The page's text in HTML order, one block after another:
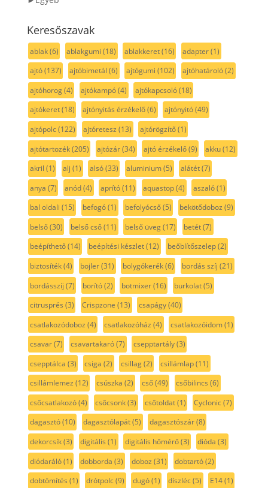
Keresőszavak
ablak(6) ablakgumi (18) ablakkeret(16) adapter(1)
ajtó(137) ajtóbimetál (6) ajtógumi (102) ajtóhatároló(2)
ajtóhorog(4) ajtókampó(4) ajtókapcsoló(18)
ajtókeret(18) ajtónyitás érzékelő(6) ajtónyitó(49)
ajtópolc(122) ajtóretesz (13) ajtórögzítő(1)
ajtótartozék(205) ajtózár(34) ajtó érzékelő(9) akku(12)
akril (1) alj (1) alsó(33) aluminium(5) alátét(7)
anya (7) anód(4) aprító(11) aquastop(4) aszaló(1)
bal oldali (15) befogó(1) befolyócső(5) bekötődoboz (9)
belső(30) belső cső(11) belső üveg(17) betét(7)
beépíthető(14) beépítési készlet(12) beőblítőszelep(2)
biztosíték(4) bojler(31) bolygókerék(6) bordás szíj (21)
bordásszíj (7) borító(2) botmixer(16) burkolat(5)
citrusprés (3) Crispzone (13) csapágy(40)
csatlakozódoboz (4) csatlakozóház (4) csatlakozóidom(1)
csavar(7) csavartakaró(7) csepptartály(3)
csepptálca (3) csiga (2) csillag(2) csillámlap(11)
csillámlemez (12) csúszka (2) cső(49) csőbilincs (6)
csőcsatlakozó(4) csőcsonk(3) csőtoldat(1) Cyclonic(7)
dagasztó(10) dagasztólapát(5) dagasztószár(8)
dekorcsík(3) digitális (1) digitális hőmérő(3) dióda (3)
diódaráló(1) dobborda (3) doboz (31) dobtartó(2)
dobtömítés (1) drótpolc(9) dugó(1) díszléc(5) E14(1)